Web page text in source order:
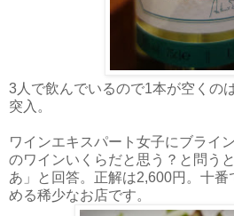
3人で飲んでいるので1本が空くの
突入。
ワインエキスパート女子にブライ
のワインいくらだと思う？と問う
あ」と回答。正解は2,600円。十
める稀少なお店です。